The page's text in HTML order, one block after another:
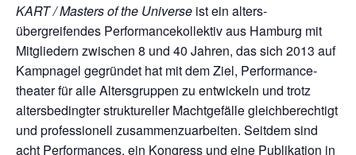
KART / Masters of the Universe ist ein alters­
übergreifendes Performance­kollektiv aus Hamburg mit
Mitgliedern zwischen 8 und 40 Jahren, das sich 2013 auf
Kampnagel gegründet hat mit dem Ziel, Performance­
theater für alle Altersgruppen zu entwickeln und trotz
altersbedingter struktureller Machtgefälle gleichberechtigt
und professionell zusammen­zuarbeiten. Seitdem sind
acht Performances, ein Kongress und eine Publikation in